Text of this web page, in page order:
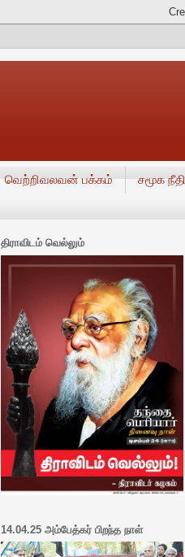
வெற்றிவலவன் பக்கம்
சமூக நீதி
திராவிடம் வெல்லும்
14.04.25 அம்பேத்கர் பிறந்த நாள்